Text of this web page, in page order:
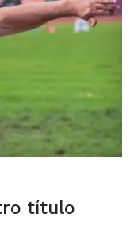
título